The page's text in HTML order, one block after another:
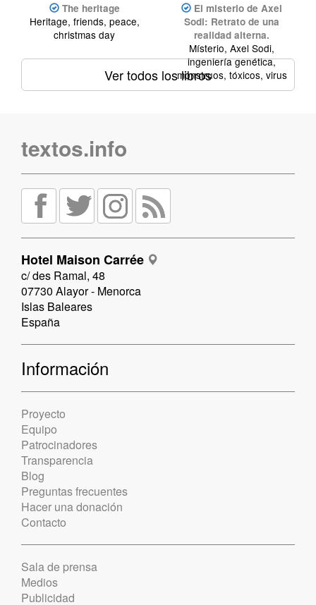
The heritage
Heritage, friends, peace,
christmas day
El misterio de Axel
Sodi: Retrato de una
realidad alterna.
Místerio, Axel Sodi,
ingeniería genética,
monstruos, tóxicos, virus
Ver todos los libros
textos.info
Hotel Maison Carrée
c/ des Ramal, 48
07730 Alayor - Menorca
Islas Baleares
España
Información
Proyecto
Equipo
Patrocinadores
Transparencia
Blog
Preguntas frecuentes
Hacer una donación
Contacto
Sala de prensa
Medios
Publicidad